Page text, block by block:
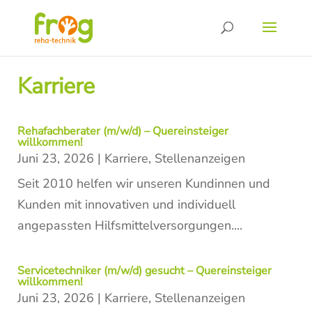
Karriere
Rehafachberater (m/w/d) – Quereinsteiger
willkommen!
Juni 23, 2026 | Karriere, Stellenanzeigen
Seit 2010 helfen wir unseren Kundinnen und
Kunden mit innovativen und individuell
angepassten Hilfsmittelversorgungen....
Servicetechniker (m/w/d) gesucht – Quereinsteiger
willkommen!
Juni 23, 2026 | Karriere, Stellenanzeigen